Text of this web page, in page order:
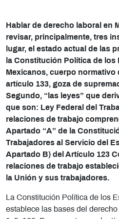
Hablar de derecho laboral en
revisar, principalmente, tres
lugar, el estado actual de las
la Constitución Política de los
Mexicanos, cuerpo normativo
artículo 133, goza de
Segundo, “las leyes” que
que son: Ley Federal del
relaciones de trabajo
Apartado “A” de la
Trabajadores al Servicio del
Apartado B) del Artículo 123
relaciones de trabajo
la Unión y sus trabajadores.
La Constitución Política de los
establece las bases del